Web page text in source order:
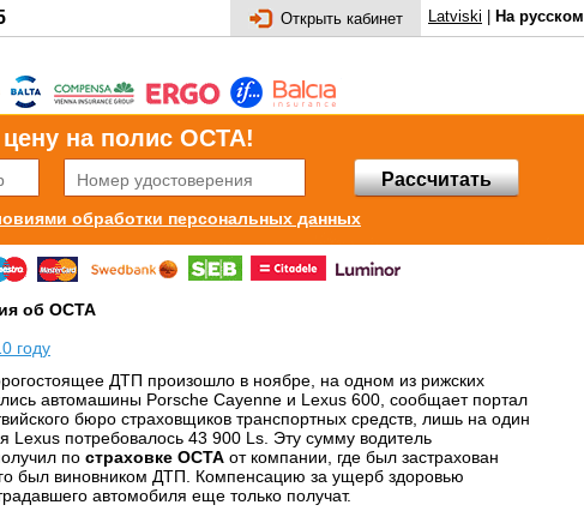
Latviski На русском
Открыть кабинет
на полис OCTA!
Рассчитать
обработки персональных данных
об OCTA
году
ДТП произошло в ноябре, на одном из рижских
автомашины Porsche Cayenne и Lexus 600, сообщает портал
бюро страховщиков транспортных средств, лишь на один
Lexus потребовалось 43 900 Ls. Эту сумму водитель
по страховке ОСТА от компании, где был застрахован
был виновником ДТП. Компенсацию за ущерб здоровью
автомобиля еще только получат.